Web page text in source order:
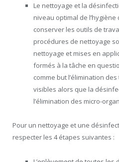
Le nettoyage et la
niveau optimal de
conserver les outils de
procédures de nettoyage
nettoyage et mises en
formés à la tâche en
comme but l’élimination
visibles alors que la
l’élimination des micro-
Pour un nettoyage et une
respecter les 4 étapes suivantes :